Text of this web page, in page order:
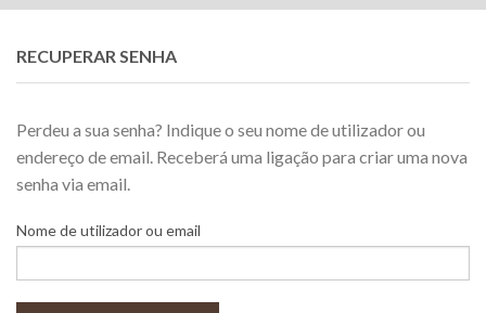
RECUPERAR SENHA
Perdeu a sua senha? Indique o seu nome de utilizador ou
endereço de email. Receberá uma ligação para criar uma nova
senha via email.
Nome de utilizador ou email